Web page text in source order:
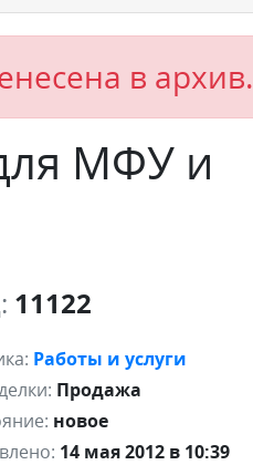
в архив.
МФУ и
11122
Работы и услуги
Продажа
новое
14 мая 2012 в 10:39